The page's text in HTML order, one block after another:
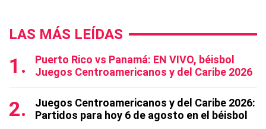
LAS MÁS LEÍDAS
Puerto Rico vs Panamá: EN VIVO, béisbol
Juegos Centroamericanos y del Caribe 2026
Juegos Centroamericanos y del Caribe 2026:
Partidos para hoy 6 de agosto en el béisbol